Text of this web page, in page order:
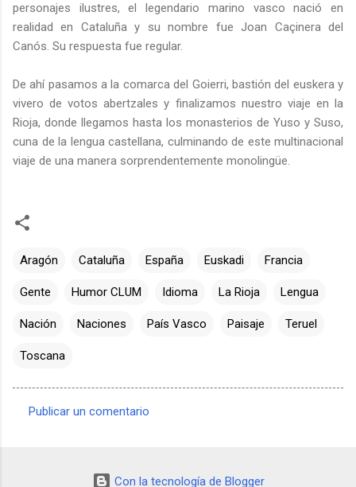
personajes ilustres, el legendario marino vasco nació en
realidad en Cataluña y su nombre fue Joan Caçinera del
Canós. Su respuesta fue regular.
De ahí pasamos a la comarca del Goierri, bastión del euskera y
vivero de votos abertzales y finalizamos nuestro viaje en la
Rioja, donde llegamos hasta los monasterios de Yuso y Suso,
cuna de la lengua castellana, culminando de este multinacional
viaje de una manera sorprendentemente monolingüe.
Aragón Cataluña España Euskadi Francia
Gente Humor CLUM Idioma La Rioja Lengua
Nación Naciones País Vasco Paisaje Teruel
Toscana
Publicar un comentario
Con la tecnología de Blogger